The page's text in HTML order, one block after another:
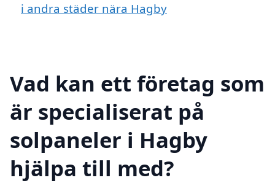
i andra städer nära Hagby
Vad kan ett företag som
är specialiserat på
solpaneler i Hagby
hjälpa till med?